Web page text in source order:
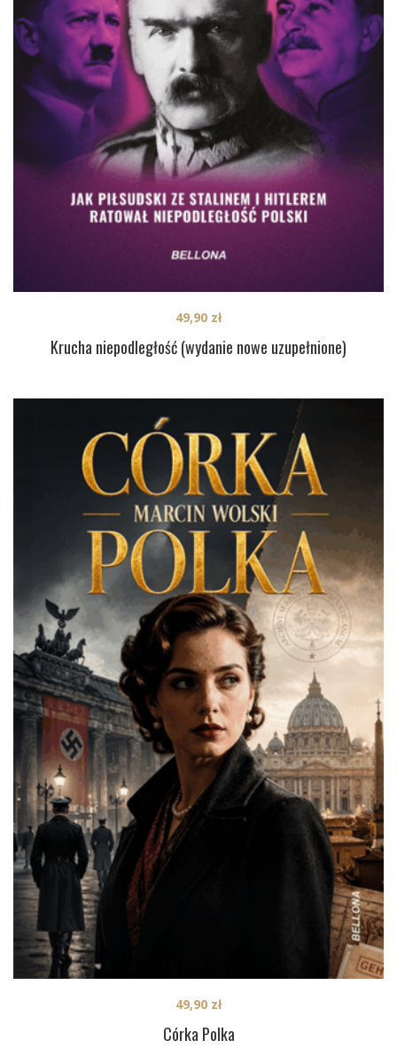
Krucha niepodległość (wydanie nowe uzupełnione)
49,90 zł
Córka Polka
49,90 zł